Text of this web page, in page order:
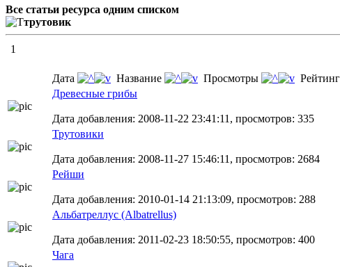
Все статьи ресурса одним списком
трутовик
1
Дата Название Просмотры Рейтинг
Древесные грибы
Дата добавления: 2008-11-22 23:41:11, просмотров: 335
Трутовики
Дата добавления: 2008-11-27 15:46:11, просмотров: 2684
Рейши
Дата добавления: 2010-01-14 21:13:09, просмотров: 288
Альбатреллус (Albatrellus)
Дата добавления: 2011-02-23 18:50:55, просмотров: 400
Чага